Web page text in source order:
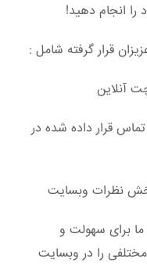
را انجام دهید!
قرار گرفته شامل :
آنلاین
قرار داده شده در
بخش نظرات وبسایت
برای سهولت و
را در وبسایت